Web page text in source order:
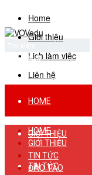
Home
Giới thiệu
Lịch làm việc
Liên hệ
No Result
View All Result
HOME
GIỚI THIỆU
TIN TỨC
HOME
GIỚI THIỆU
TIN TỨC
ĐÀO TẠO